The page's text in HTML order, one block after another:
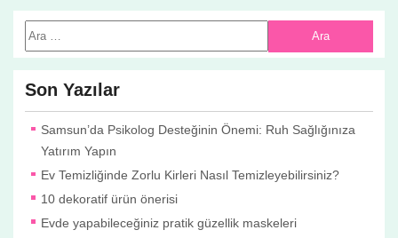
Son Yazılar
Samsun’da Psikolog Desteğinin Önemi: Ruh Sağlığınıza
Yatırım Yapın
Ev Temizliğinde Zorlu Kirleri Nasıl Temizleyebilirsiniz?
10 dekoratif ürün önerisi
Evde yapabileceğiniz pratik güzellik maskeleri